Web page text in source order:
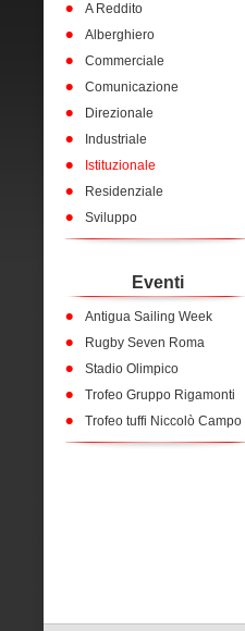
A Reddito
Alberghiero
Commerciale
Comunicazione
Direzionale
Industriale
Istituzionale
Residenziale
Sviluppo
Eventi
Antigua Sailing Week
Rugby Seven Roma
Stadio Olimpico
Trofeo Gruppo Rigamonti
Trofeo tuffi Niccolò Campo